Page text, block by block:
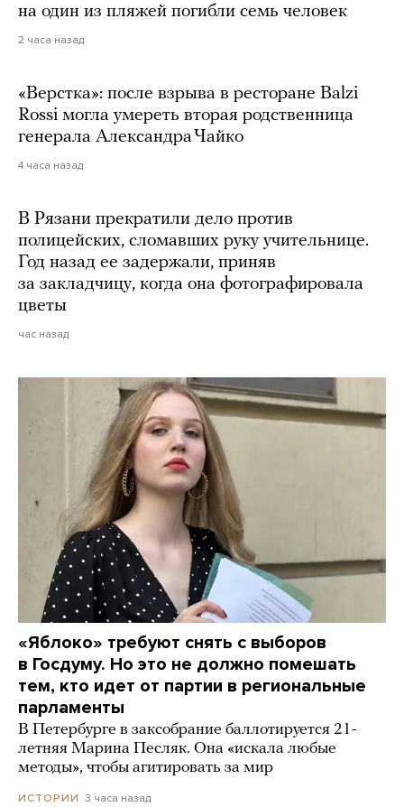
на один из пляжей погибли семь человек
2 часа назад
«Верстка»: после взрыва в ресторане Balzi
Rossi могла умереть вторая родственница
генерала Александра Чайко
4 часа назад
В Рязани прекратили дело против
полицейских, сломавших руку учительнице.
Год назад ее задержали, приняв
за закладчицу, когда она фотографировала
цветы
час назад
«Яблоко» требуют снять с выборов
в Госдуму. Но это не должно помешать
тем, кто идет от партии в региональные
парламенты
В Петербурге в заксобрание баллотируется 21-
летняя Марина Песляк. Она «искала любые
методы», чтобы агитировать за мир
ИСТОРИИ 3 часа назад